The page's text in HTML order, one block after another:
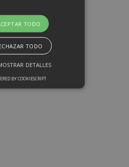
TODO
TODO
DETALLES
BY COOKIESCRIPT